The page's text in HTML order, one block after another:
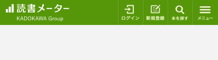
ログイン 新規登録